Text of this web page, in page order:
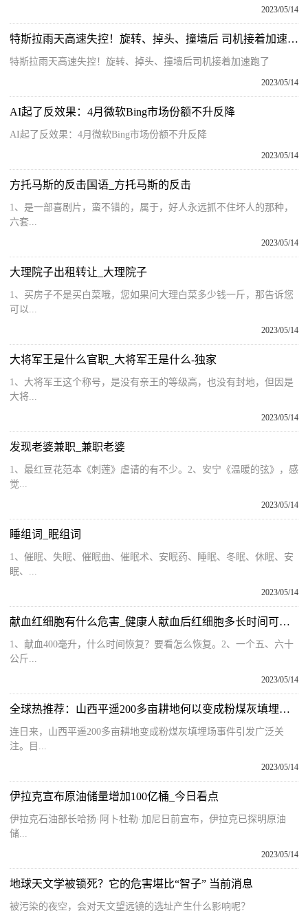
2023/05/14
特斯拉雨天高速失控！旋转、掉头、撞墙后 司机接着加速跑了 环球新资讯
特斯拉雨天高速失控！旋转、掉头、撞墙后司机接着加速跑了
2023/05/14
AI起了反效果：4月微软Bing市场份额不升反降
AI起了反效果：4月微软Bing市场份额不升反降
2023/05/14
方托马斯的反击国语_方托马斯的反击
1、是一部喜剧片，蛮不错的，属于，好人永远抓不住坏人的那种，
六套...
2023/05/14
大理院子出租转让_大理院子
1、买房子不是买白菜哦，您如果问大理白菜多少钱一斤，那告诉您
可以...
2023/05/14
大将军王是什么官职_大将军王是什么-独家
1、大将军王这个称号，是没有亲王的等级高，也没有封地，但因是
大将...
2023/05/14
发现老婆兼职_兼职老婆
1、最红豆花范本《刺莲》虐请的有不少。2、安宁《温暖的弦》，感
觉...
2023/05/14
睡组词_眠组词
1、催眠、失眠、催眠曲、催眠术、安眠药、睡眠、冬眠、休眠、安
眠、...
2023/05/14
献血红细胞有什么危害_健康人献血后红细胞多长时间可恢复正常 全球快播报
1、献血400毫升，什么时间恢复？要看怎么恢复。2、一个五、六十
公斤...
2023/05/14
全球热推荐：山西平遥200多亩耕地何以变成粉煤灰填埋场？
连日来，山西平遥200多亩耕地变成粉煤灰填埋场事件引发广泛关
注。目...
2023/05/14
伊拉克宣布原油储量增加100亿桶_今日看点
伊拉克石油部长哈扬·阿卜杜勒·加尼日前宣布，伊拉克已探明原油
储...
2023/05/14
地球天文学被锁死？它的危害堪比“智子” 当前消息
被污染的夜空，会对天文望远镜的选址产生什么影响呢？